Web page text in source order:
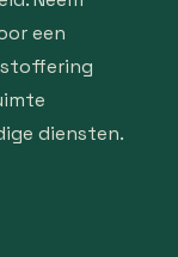
een
diensten.